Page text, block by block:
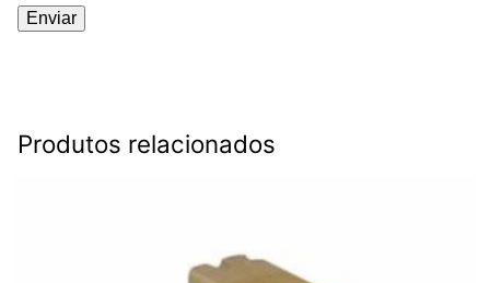
Produtos relacionados